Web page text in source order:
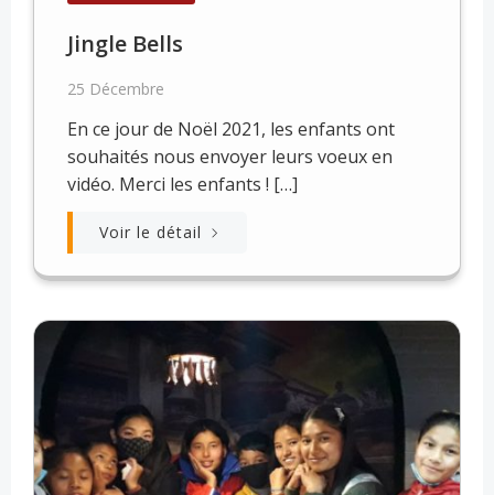
Jingle Bells
25 Décembre
En ce jour de Noël 2021, les enfants ont
souhaités nous envoyer leurs voeux en
vidéo. Merci les enfants ! […]
Voir le détail